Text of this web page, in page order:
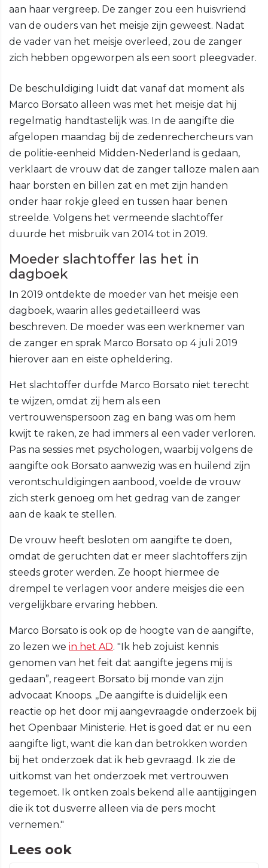
aan haar vergreep. De zanger zou een huisvriend
van de ouders van het meisje zijn geweest. Nadat
de vader van het meisje overleed, zou de zanger
zich hebben opgeworpen als een soort pleegvader.
De beschuldiging luidt dat vanaf dat moment als
Marco Borsato alleen was met het meisje dat hij
regelmatig handtastelijk was. In de aangifte die
afgelopen maandag bij de zedenrechercheurs van
de politie-eenheid Midden-Nederland is gedaan,
verklaart de vrouw dat de zanger talloze malen aan
haar borsten en billen zat en met zijn handen
onder haar rokje gleed en tussen haar benen
streelde. Volgens het vermeende slachtoffer
duurde het misbruik van 2014 tot in 2019.
Moeder slachtoffer las het in
dagboek
In 2019 ontdekte de moeder van het meisje een
dagboek, waarin alles gedetailleerd was
beschreven. De moeder was een werknemer van
de zanger en sprak Marco Borsato op 4 juli 2019
hierover aan en eiste opheldering.
Het slachtoffer durfde Marco Borsato niet terecht
te wijzen, omdat zij hem als een
vertrouwenspersoon zag en bang was om hem
kwijt te raken, ze had immers al een vader verloren.
Pas na sessies met psychologen, waarbij volgens de
aangifte ook Borsato aanwezig was en huilend zijn
verontschuldigingen aanbood, voelde de vrouw
zich sterk genoeg om het gedrag van de zanger
aan de kaak te stellen.
De vrouw heeft besloten om aangifte te doen,
omdat de geruchten dat er meer slachtoffers zijn
steeds groter werden. Ze hoopt hiermee de
drempel te verlagen voor andere meisjes die een
vergelijkbare ervaring hebben.
Marco Borsato is ook op de hoogte van de aangifte,
zo lezen we in het AD. "Ik heb zojuist kennis
genomen van het feit dat aangifte jegens mij is
gedaan”, reageert Borsato bij monde van zijn
advocaat Knoops. ,,De aangifte is duidelijk een
reactie op het door mij aangevraagde onderzoek bij
het Openbaar Ministerie. Het is goed dat er nu een
aangifte ligt, want die kan dan betrokken worden
bij het onderzoek dat ik heb gevraagd. Ik zie de
uitkomst van het onderzoek met vertrouwen
tegemoet. Ik ontken zoals bekend alle aantijgingen
die ik tot dusverre alleen via de pers mocht
vernemen."
Lees ook